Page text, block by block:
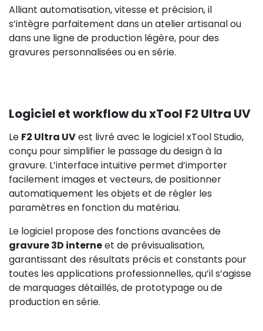
Alliant automatisation, vitesse et précision, il
s’intègre parfaitement dans un atelier artisanal ou
dans une ligne de production légère, pour des
gravures personnalisées ou en série.
Logiciel et workflow du xTool F2 Ultra UV
Le F2 Ultra UVest livré avec le logiciel xTool Studio,
conçu pour simplifier le passage du design à la
gravure. L’interface intuitive permet d’importer
facilement images et vecteurs, de positionner
automatiquement les objets et de régler les
paramètres en fonction du matériau.
Le logiciel propose des fonctions avancées de
gravure 3D interneet de prévisualisation,
garantissant des résultats précis et constants pour
toutes les applications professionnelles, qu’il s’agisse
de marquages détaillés, de prototypage ou de
production en série.